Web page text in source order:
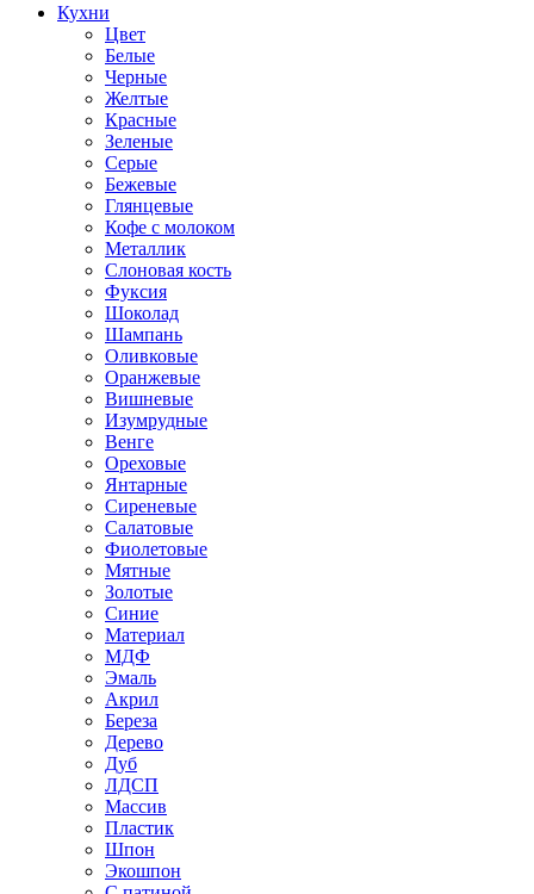
Кухни
Цвет
Белые
Черные
Желтые
Красные
Зеленые
Серые
Бежевые
Глянцевые
Кофе с молоком
Металлик
Слоновая кость
Фуксия
Шоколад
Шампань
Оливковые
Оранжевые
Вишневые
Изумрудные
Венге
Ореховые
Янтарные
Сиреневые
Салатовые
Фиолетовые
Мятные
Золотые
Синие
Материал
МДФ
Эмаль
Акрил
Береза
Дерево
Дуб
ЛДСП
Массив
Пластик
Шпон
Экошпон